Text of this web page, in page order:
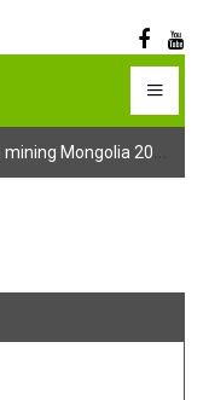
Digitalization in mining Mongolia 2025 арга хэмжээний бүртгэл эхэллээ